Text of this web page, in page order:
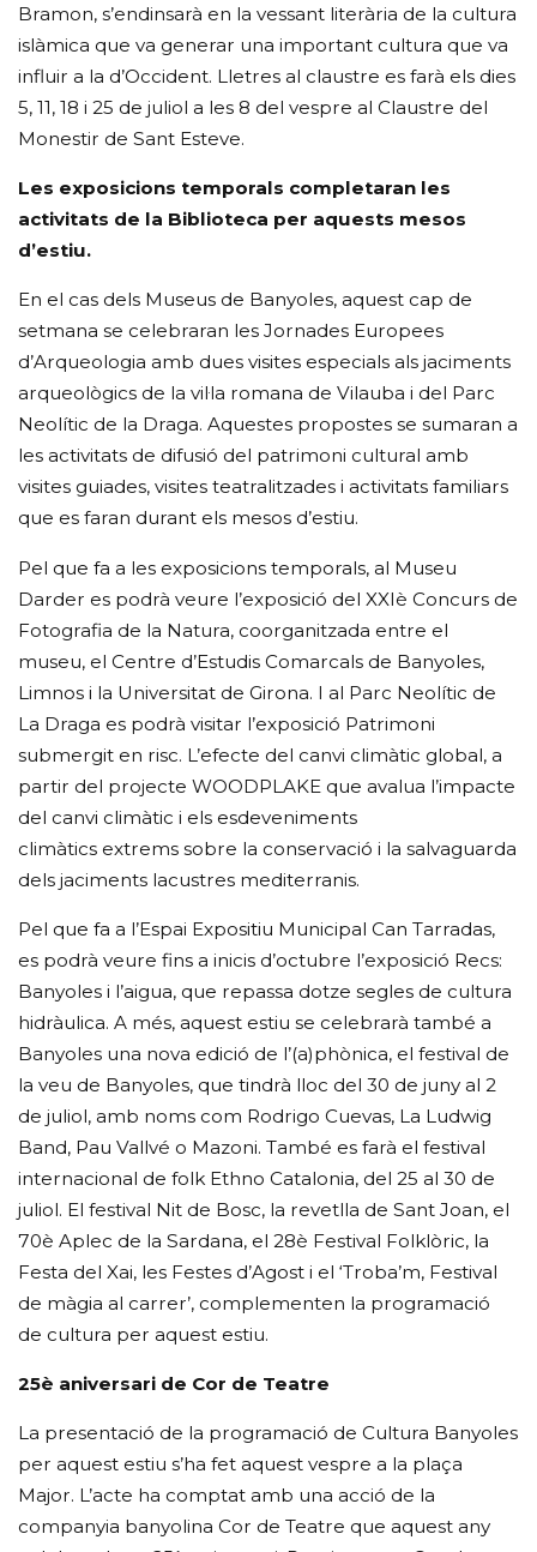
Bramon, s’endinsarà en la vessant literària de la cultura
islàmica que va generar una important cultura que va
influir a la d’Occident. Lletres al claustre es farà els dies
5, 11, 18 i 25 de juliol a les 8 del vespre al Claustre del
Monestir de Sant Esteve.
Les exposicions temporals completaran les
activitats de la Biblioteca per aquests mesos
d’estiu.
En el cas dels Museus de Banyoles, aquest cap de
setmana se celebraran les Jornades Europees
d’Arqueologia amb dues visites especials als jaciments
arqueològics de la vil·la romana de Vilauba i del Parc
Neolític de la Draga. Aquestes propostes se sumaran a
les activitats de difusió del patrimoni cultural amb
visites guiades, visites teatralitzades i activitats familiars
que es faran durant els mesos d’estiu.
Pel que fa a les exposicions temporals, al Museu
Darder es podrà veure l’exposició del XXIè Concurs de
Fotografia de la Natura, coorganitzada entre el
museu, el Centre d’Estudis Comarcals de Banyoles,
Limnos i la Universitat de Girona. I al Parc Neolític de
La Draga es podrà visitar l’exposició Patrimoni
submergit en risc. L’efecte del canvi climàtic global, a
partir del projecte WOODPLAKE que avalua l’impacte
del canvi climàtic i els esdeveniments
climàtics extrems sobre la conservació i la salvaguarda
dels jaciments lacustres mediterranis.
Pel que fa a l’Espai Expositiu Municipal Can Tarradas,
es podrà veure fins a inicis d’octubre l’exposició Recs:
Banyoles i l’aigua, que repassa dotze segles de cultura
hidràulica. A més, aquest estiu se celebrarà també a
Banyoles una nova edició de l’(a)phònica, el festival de
la veu de Banyoles, que tindrà lloc del 30 de juny al 2
de juliol, amb noms com Rodrigo Cuevas, La Ludwig
Band, Pau Vallvé o Mazoni. També es farà el festival
internacional de folk Ethno Catalonia, del 25 al 30 de
juliol. El festival Nit de Bosc, la revetlla de Sant Joan, el
70è Aplec de la Sardana, el 28è Festival Folklòric, la
Festa del Xai, les Festes d’Agost i el ‘Troba’m, Festival
de màgia al carrer’, complementen la programació
de cultura per aquest estiu.
25è aniversari de Cor de Teatre
La presentació de la programació de Cultura Banyoles
per aquest estiu s’ha fet aquest vespre a la plaça
Major. L’acte ha comptat amb una acció de la
companyia banyolina Cor de Teatre que aquest any